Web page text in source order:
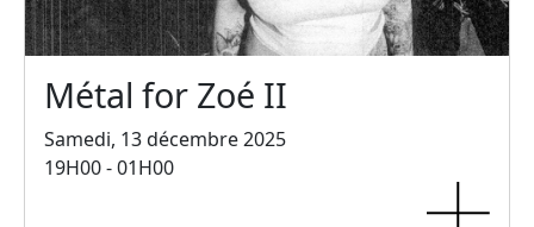
Métal for Zoé II
Samedi, 13 décembre 2025
19H00 - 01H00